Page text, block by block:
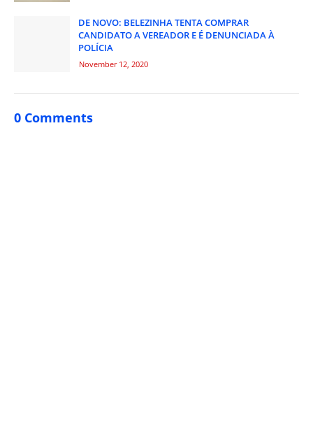
DE NOVO: BELEZINHA TENTA COMPRAR
CANDIDATO A VEREADOR E É DENUNCIADA À
POLÍCIA
November 12, 2020
0 Comments